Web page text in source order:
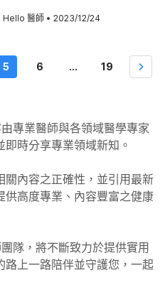
Hello 醫師 • 2023/12/24
5 6 ... 19
專業醫師與各領域醫學專家
時分享專業領域新知。
內容之正確性，並引用最新
高度專業、內容豐富之健康
隊，將不斷致力於提供實用
路上一路陪伴並守護您，一起